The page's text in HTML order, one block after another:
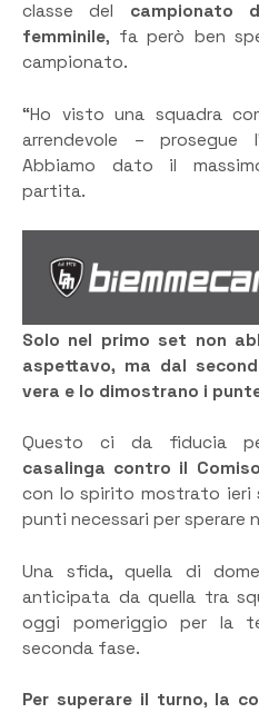
classe del campionato
femminile, fa però ben
campionato.
“Ho visto una squadra
arrendevole – prosegue
Abbiamo dato il
partita.
Solo nel primo set non
aspettavo, ma dal
vera e lo dimostrano i
Questo ci da fiducia
casalinga contro il Comiso
con lo spirito mostrato ieri
punti necessari per sperare
Una sfida, quella di
anticipata da quella tra
oggi pomeriggio per la
seconda fase.
Per superare il turno, la